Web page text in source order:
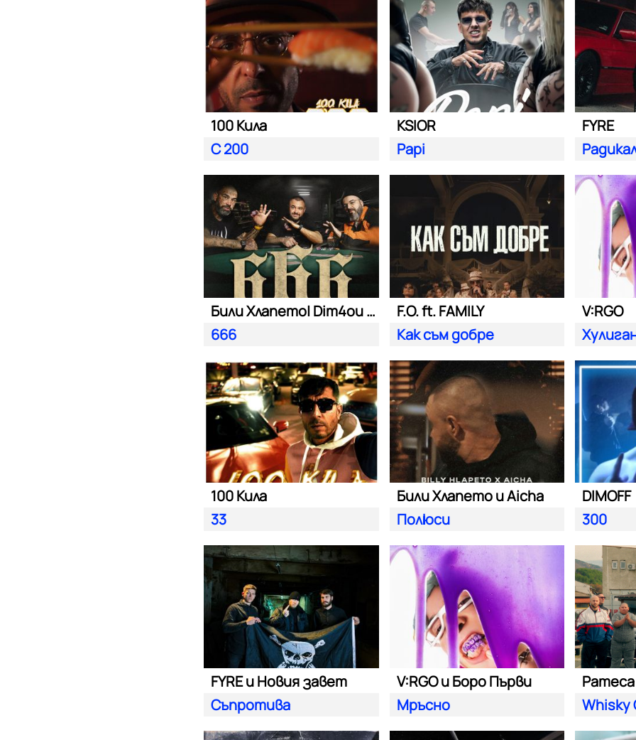
100 Кила
С 200
KSIOR
Papi
FYRE
Били Хлапето| Dim4ou и Garjoka
666
F.O. ft. FAMILY
Как съм добре
V:RGO
100 Кила
33
Били Хлапето и Aicha
Полюси
DIMOFF
300
FYRE и Новия завет
Съпротива
V:RGO и Боро Първи
Мръсно
Whisky